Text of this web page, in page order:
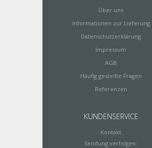
Über uns
Informationen zur Lieferung
Datenschutzerklärung
Impressum
AGB
Häufig gestellte Fragen
Referenzen
KUNDENSERVICE
Kontakt
Sendung verfolgen: